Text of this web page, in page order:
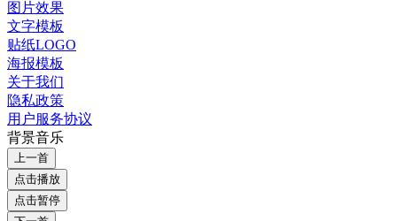
图片效果
文字模板
贴纸LOGO
海报模板
关于我们
隐私政策
用户服务协议
背景音乐
上一首
点击播放
点击暂停